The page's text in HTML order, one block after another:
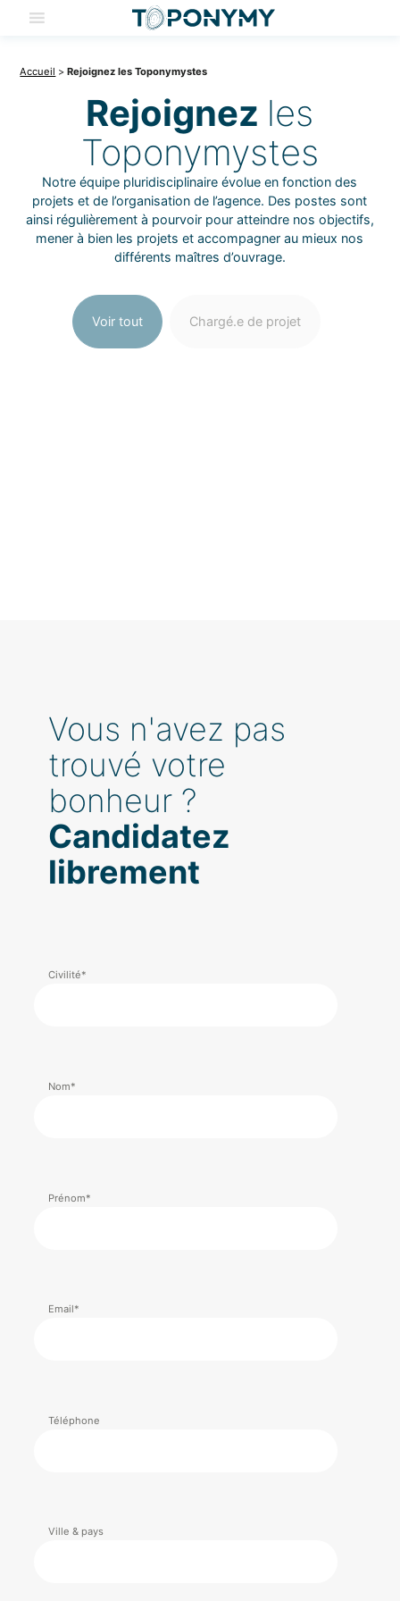
Accueil >Rejoignez les Toponymystes
Rejoignez les
Toponymystes
Notre équipe pluridisciplinaire évolue en fonction des
projets et de l’organisation de l’agence. Des postes sont
ainsi régulièrement à pourvoir pour atteindre nos objectifs,
mener à bien les projets et accompagner au mieux nos
différents maîtres d’ouvrage.
Annonces
Voir tout Chargé.e de projet
Vous n'avez pas
trouvé votre
bonheur ?
Candidatez
librement
Civilité*
Nom*
Prénom*
Email*
Téléphone
Ville & pays